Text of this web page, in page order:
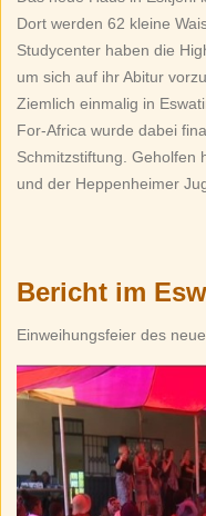
Dort werden 62 kleine
Studycenter haben die
um sich auf ihr Abitur
Ziemlich einmalig in
For-Africa wurde dabei
Schmitzstiftung. Geholfen
und der Heppenheimer
Bericht im
Einweihungsfeier des